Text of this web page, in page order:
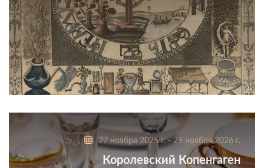
Аллегории в искусстве
27 ноября 2025 г. - 29 ноября 2026 г.
Королевский Копенгаген